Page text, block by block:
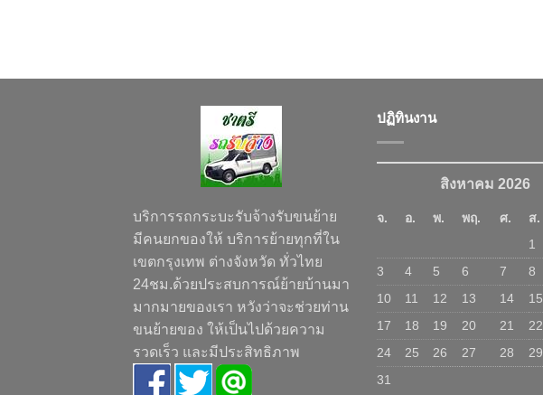
บริการรถกระบะรับจ้างรับขนย้าย
มีคนยกของให้ บริการย้ายทุกที่ใน
เขตกรุงเทพ ต่างจังหวัด ทั่วไทย
24ชม.ด้วยประสบการณ์ย้ายบ้านมา
มากมายของเรา หวังว่าจะช่วยท่าน
ขนย้ายของ ให้เป็นไปด้วยความ
รวดเร็ว และมีประสิทธิภาพ
ปฏิทินงาน
สิงหาคม 2026
จ. อ. พ. พฤ. ศ. ส.
1
3
4 5 6 7 8
10
11 12 13 14 15
17
18 19 20 21 22
24
25 26 27 28 29
31